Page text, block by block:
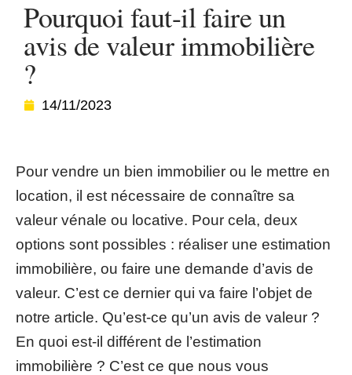
Pourquoi faut-il faire un
avis de valeur immobilière
?
14/11/2023
Pour vendre un bien immobilier ou le mettre en
location, il est nécessaire de connaître sa
valeur vénale ou locative. Pour cela, deux
options sont possibles : réaliser une estimation
immobilière, ou faire une demande d’avis de
valeur. C’est ce dernier qui va faire l’objet de
notre article. Qu’est-ce qu’un avis de valeur ?
En quoi est-il différent de l’estimation
immobilière ? C’est ce que nous vous